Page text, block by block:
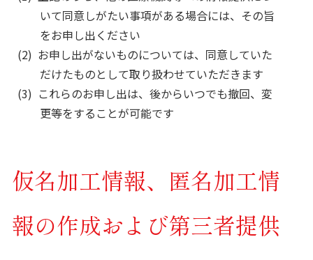
いて同意しがたい事項がある場合には、その旨
をお申し出ください
お申し出がないものについては、同意していた
だけたものとして取り扱わせていただきます
これらのお申し出は、後からいつでも撤回、変
更等をすることが可能です
仮名加工情報、匿名加工情
報の作成および第三者提供